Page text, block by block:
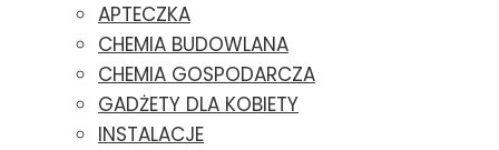
APTECZKA
CHEMIA BUDOWLANA
CHEMIA GOSPODARCZA
GADŻETY DLA KOBIETY
INSTALACJE